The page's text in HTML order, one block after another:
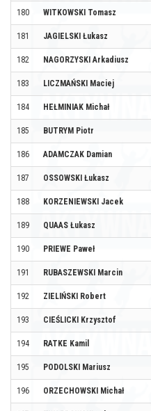
180 WITKOWSKI Tomasz
181 JAGIELSKI Łukasz
182 NAGORZYSKI Arkadiusz
183 LICZMAŃSKI Maciej
184 HEŁMINIAK Michał
185 BUTRYM Piotr
186 ADAMCZAK Damian
187 OSSOWSKI Łukasz
188 KORZENIEWSKI Jacek
189 QUAAS Łukasz
190 PRIEWE Paweł
191 RUBASZEWSKI Marcin
192 ZIELIŃSKI Robert
193 CIEŚLICKI Krzysztof
194 RATKE Kamil
195 PODOLSKI Mariusz
196 ORZECHOWSKI Michał